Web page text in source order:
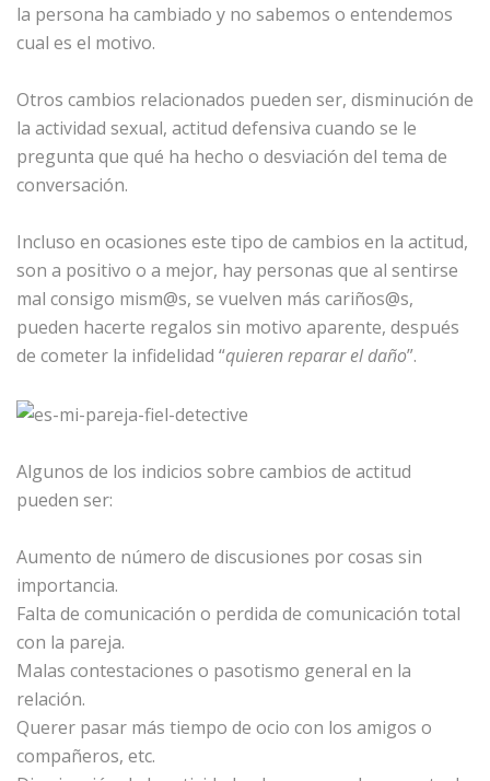
la persona ha cambiado y no sabemos o entendemos
cual es el motivo.
Otros cambios relacionados pueden ser, disminución de
la actividad sexual, actitud defensiva cuando se le
pregunta que qué ha hecho o desviación del tema de
conversación.
Incluso en ocasiones este tipo de cambios en la actitud,
son a positivo o a mejor, hay personas que al sentirse
mal consigo mism@s, se vuelven más cariños@s,
pueden hacerte regalos sin motivo aparente, después
de cometer la infidelidad “quieren reparar el daño”.
Algunos de los indicios sobre cambios de actitud
pueden ser:
Aumento de número de discusiones por cosas sin
importancia.
Falta de comunicación o perdida de comunicación total
con la pareja.
Malas contestaciones o pasotismo general en la
relación.
Querer pasar más tiempo de ocio con los amigos o
compañeros, etc.